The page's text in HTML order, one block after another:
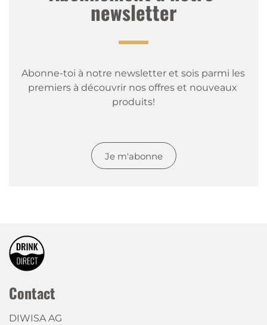
newsletter
Abonne-toi à notre newsletter et sois parmi les
premiers à découvrir nos offres et nouveaux
produits!
Je m'abonne
Contact
DIWISA AG